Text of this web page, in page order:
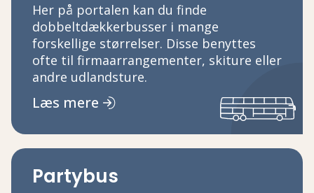
Her på portalen kan du finde
dobbeltdækkerbusser i mange
forskellige størrelser. Disse benyttes
ofte til firmaarrangementer, skiture eller
andre udlandsture.
Læs mere
Partybus